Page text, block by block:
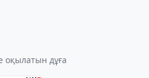
оқылатын дұға